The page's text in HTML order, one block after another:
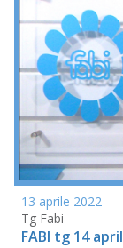
13 aprile 2022
Tg Fabi
FABI tg 14